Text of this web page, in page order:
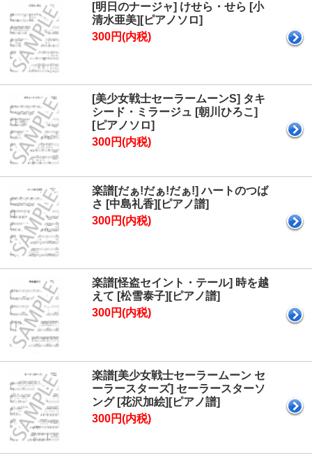
[明日のナージャ] けせら・せら [小
清水亜美][ピアノソロ]
300円(内税)
[美少女戦士セーラームーンS] タキ
シード・ミラージュ [朝川ひろこ]
[ピアノソロ]
300円(内税)
楽譜[だぁ!だぁ!だぁ!] ハートのつば
さ [中島礼香][ピアノ譜]
300円(内税)
楽譜[怪盗セイント・テール] 時を越
えて [松雪泰子][ピアノ譜]
300円(内税)
楽譜[美少女戦士セーラームーン セ
ーラースターズ] セーラースターソ
ング [花沢加絵][ピアノ譜]
300円(内税)